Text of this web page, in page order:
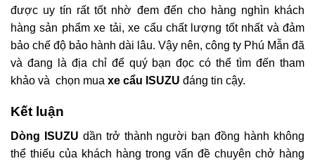
được uy tín rất tốt nhờ đem đến cho hàng nghìn khách
hàng sản phẩm xe tải, xe cẩu chất lượng tốt nhất và đảm
bảo chế độ bảo hành dài lâu. Vậy nên, công ty Phú Mẫn đã
và đang là địa chỉ để quý bạn đọc có thể tìm đến tham
khảo và chọn mua xe cẩu ISUZU đáng tin cậy.
Kết luận
Dòng ISUZU dần trở thành người bạn đồng hành không
thể thiếu của khách hàng trong vấn đề chuyên chở hàng